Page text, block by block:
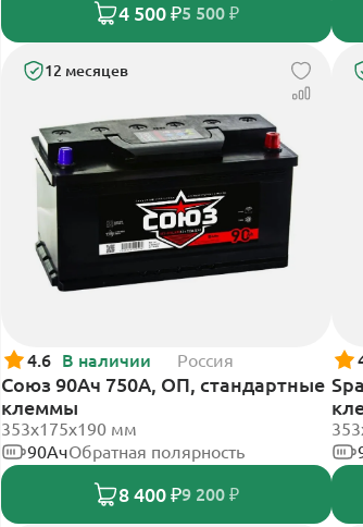
4 500 ₽5 500 ₽
12 месяцев
4.6 В наличии Россия
Союз 90Ач 750А, ОП, стандартные
клеммы
353x175x190 мм
90АчОбратная полярность
8 400 ₽9 200 ₽